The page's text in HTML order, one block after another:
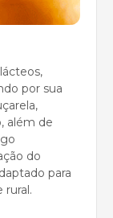
por sua
além de
do
para
rural.